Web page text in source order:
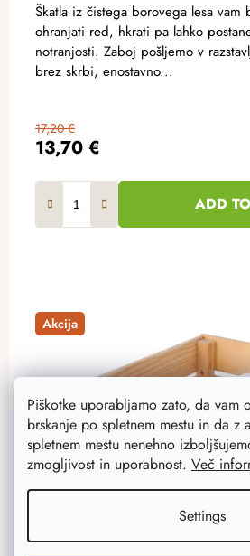
Piškotke uporabljamo zato, da vam
brskanje po spletnem mestu in da z
spletnem mestu nenehno
zmogljivost in uporabnost. Več
Settings
13,70 €
17,20 €
ADD
Škatla iz čistega borovega lesa vam
ohranjati red, hkrati pa lahko
notranjosti. Zaboj pošljemo v
brez skrbi, enostavno...
Akcija